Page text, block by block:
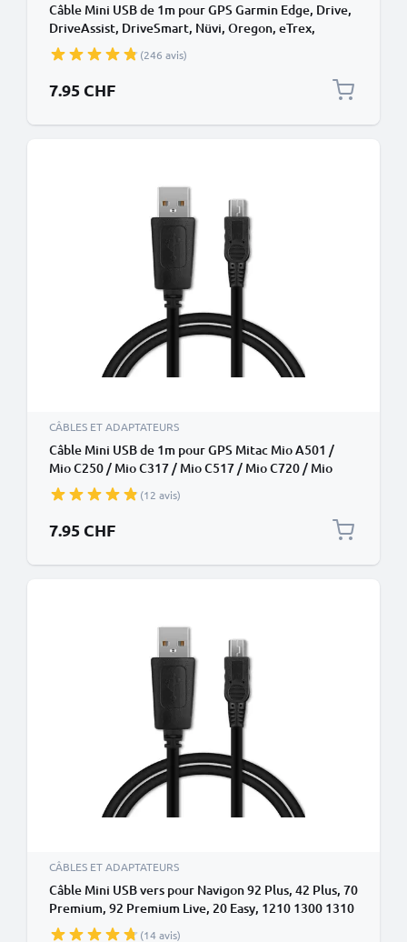
Câble Mini USB de 1m pour GPS Garmin Edge, Drive,
DriveAssist, DriveSmart, Nüvi, Oregon, eTrex,
GPSMAP transfert de données et charge 1A noir en
PVC
(246 avis)
7.95 CHF
CÂBLES ET ADAPTATEURS
Câble Mini USB de 1m pour GPS Mitac Mio A501 /
Mio C250 / Mio C317 / Mio C517 / Mio C720 / Mio
P340 transfert de données et charge 1A noir en PVC
(12 avis)
7.95 CHF
CÂBLES ET ADAPTATEURS
Câble Mini USB vers pour Navigon 92 Plus, 42 Plus, 70
Premium, 92 Premium Live, 20 Easy, 1210 1300 1310
– Câble de données à charge rapide de 1m noir de
(14 avis)